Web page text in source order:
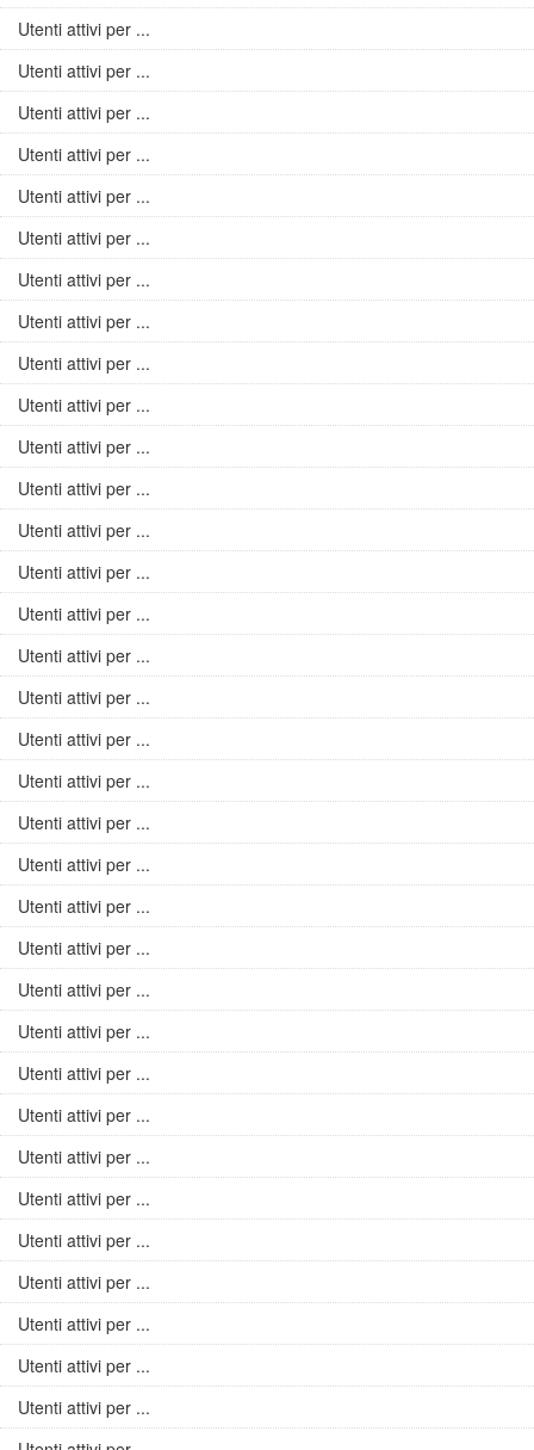
Utenti attivi per ...
Utenti attivi per ...
Utenti attivi per ...
Utenti attivi per ...
Utenti attivi per ...
Utenti attivi per ...
Utenti attivi per ...
Utenti attivi per ...
Utenti attivi per ...
Utenti attivi per ...
Utenti attivi per ...
Utenti attivi per ...
Utenti attivi per ...
Utenti attivi per ...
Utenti attivi per ...
Utenti attivi per ...
Utenti attivi per ...
Utenti attivi per ...
Utenti attivi per ...
Utenti attivi per ...
Utenti attivi per ...
Utenti attivi per ...
Utenti attivi per ...
Utenti attivi per ...
Utenti attivi per ...
Utenti attivi per ...
Utenti attivi per ...
Utenti attivi per ...
Utenti attivi per ...
Utenti attivi per ...
Utenti attivi per ...
Utenti attivi per ...
Utenti attivi per ...
Utenti attivi per ...